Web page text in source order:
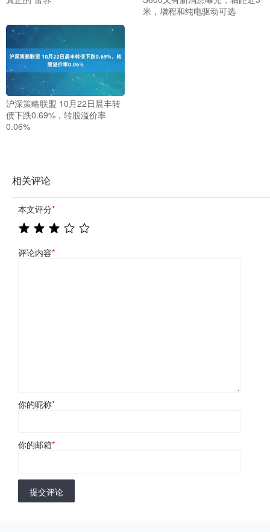
米，增程和纯电驱动可选
沪深策略联盟 10月22日晨丰转
债下跌0.69%，转股溢价率
0.06%
相关评论
本文评分*
评论内容*
你的昵称*
你的邮箱*
提交评论